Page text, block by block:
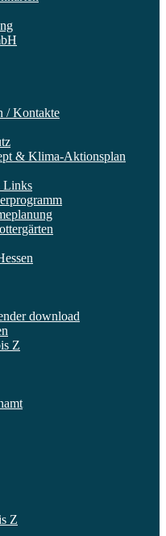
/ Kontakte
& Klima-Aktionsplan
Links
download
Z
Z